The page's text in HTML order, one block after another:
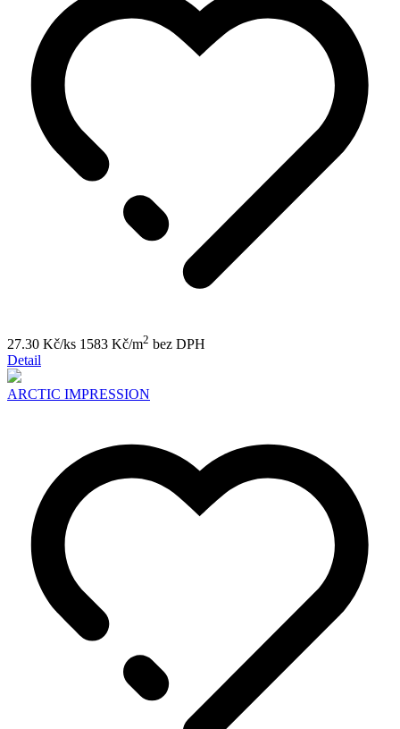
27.30 Kč/ks 1583 Kč/m2 bez DPH
Detail
ARCTIC IMPRESSION